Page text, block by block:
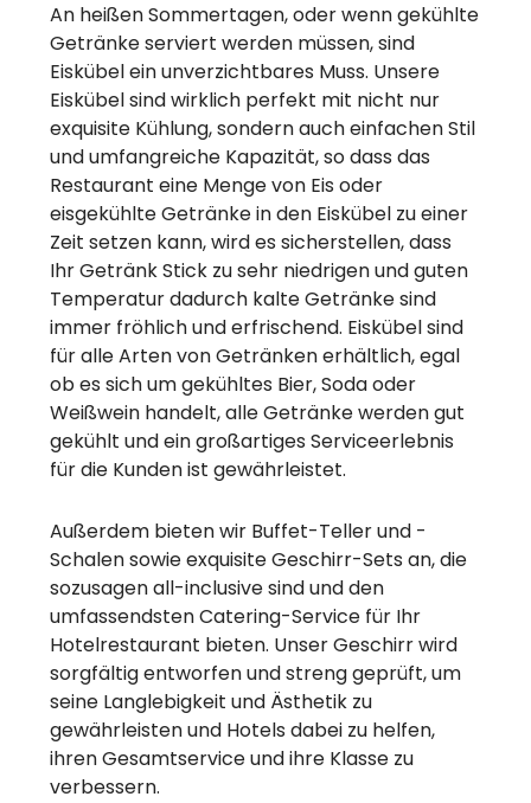
An heißen Sommertagen, oder wenn gekühlte
Getränke serviert werden müssen, sind
Eiskübel ein unverzichtbares Muss. Unsere
Eiskübel sind wirklich perfekt mit nicht nur
exquisite Kühlung, sondern auch einfachen Stil
und umfangreiche Kapazität, so dass das
Restaurant eine Menge von Eis oder
eisgekühlte Getränke in den Eiskübel zu einer
Zeit setzen kann, wird es sicherstellen, dass
Ihr Getränk Stick zu sehr niedrigen und guten
Temperatur dadurch kalte Getränke sind
immer fröhlich und erfrischend. Eiskübel sind
für alle Arten von Getränken erhältlich, egal
ob es sich um gekühltes Bier, Soda oder
Weißwein handelt, alle Getränke werden gut
gekühlt und ein großartiges Serviceerlebnis
für die Kunden ist gewährleistet.
Außerdem bieten wir Buffet-Teller und -
Schalen sowie exquisite Geschirr-Sets an, die
sozusagen all-inclusive sind und den
umfassendsten Catering-Service für Ihr
Hotelrestaurant bieten. Unser Geschirr wird
sorgfältig entworfen und streng geprüft, um
seine Langlebigkeit und Ästhetik zu
gewährleisten und Hotels dabei zu helfen,
ihren Gesamtservice und ihre Klasse zu
verbessern.